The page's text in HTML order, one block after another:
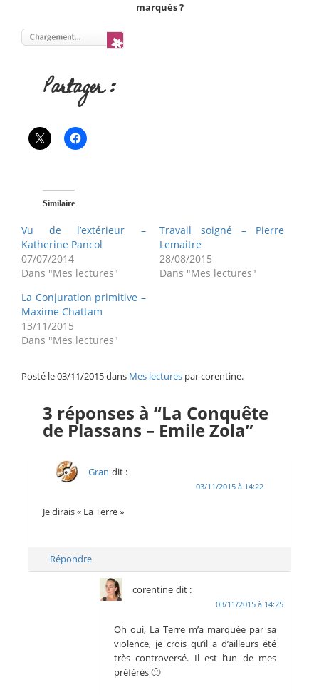
marqués ?
Partager :
Similaire
Vu de l’extérieur –
Katherine Pancol
07/07/2014
Dans "Mes lectures"
Travail soigné – Pierre
Lemaitre
28/08/2015
Dans "Mes lectures"
La Conjuration primitive –
Maxime Chattam
13/11/2015
Dans "Mes lectures"
Posté le 03/11/2015 dans Mes lectures par corentine.
3 réponses à “La Conquête
de Plassans – Emile Zola”
Gran dit :
03/11/2015 à 14:22
Je dirais « La Terre »
Répondre
corentine dit :
03/11/2015 à 14:25
Oh oui, La Terre m’a marquée par sa
violence, je crois qu’il a d’ailleurs été
très controversé. Il est l’un de mes
préférés 🙂